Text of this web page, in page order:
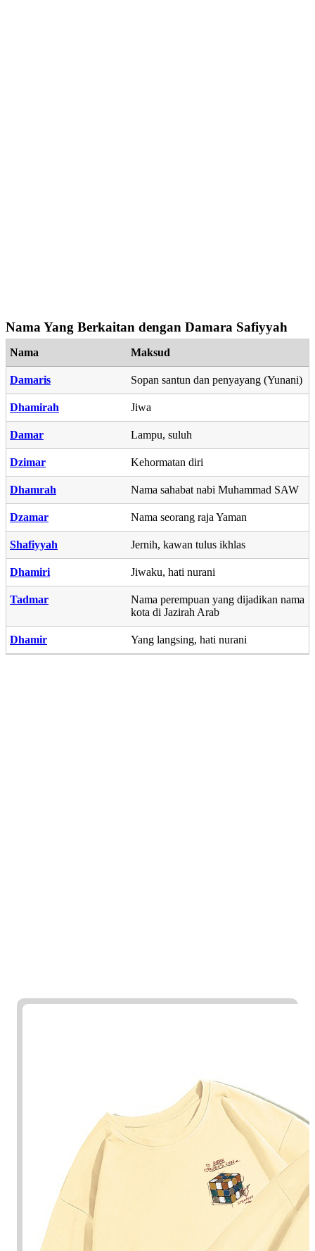
Nama Yang Berkaitan dengan Damara Safiyyah
Nama Maksud
Damaris Sopan santun dan penyayang (Yunani)
Dhamirah Jiwa
Damar Lampu, suluh
Dzimar Kehormatan diri
Dhamrah Nama sahabat nabi Muhammad SAW
Dzamar Nama seorang raja Yaman
Shafiyyah Jernih, kawan tulus ikhlas
Dhamiri Jiwaku, hati nurani
Tadmar
Nama perempuan yang dijadikan nama
kota di Jazirah Arab
Dhamir Yang langsing, hati nurani